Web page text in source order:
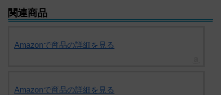
関連商品
Amazonで商品の詳細を見る
Amazonで商品の詳細を見る